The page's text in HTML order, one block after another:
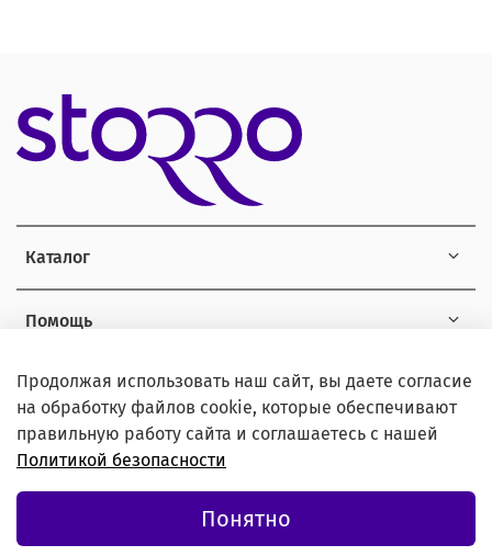
Каталог
Помощь
Информация
© 2021 Любое использование контента без письменного
разрешения запрещено
Продолжая использовать наш сайт, вы даете согласие
на обработку файлов cookie, которые обеспечивают
правильную работу сайта и соглашаетесь с нашей
Политикой безопасности
Понятно